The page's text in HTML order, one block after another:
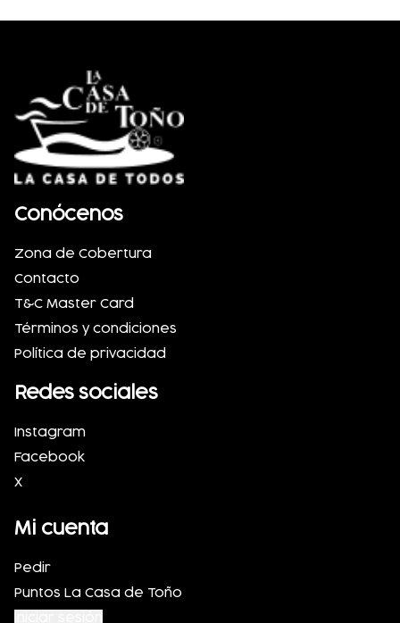
Conócenos
Zona de Cobertura
Contacto
T&C Master Card
Términos y condiciones
Política de privacidad
Redes sociales
Instagram
Facebook
X
Mi cuenta
Pedir
Puntos La Casa de Toño